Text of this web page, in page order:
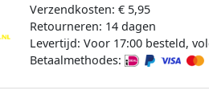
Verzendkosten: € 5,95
Retourneren: 14 dagen
Levertijd: Voor 17:00 besteld,
Betaalmethodes: